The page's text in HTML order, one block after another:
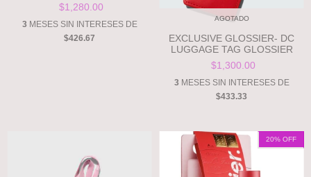
$1,280.00
3 MESES SIN INTERESES DE
$426.67
AGOTADO
EXCLUSIVE GLOSSIER- DC
LUGGAGE TAG GLOSSIER
$1,300.00
3 MESES SIN INTERESES DE
$433.33
20% OFF